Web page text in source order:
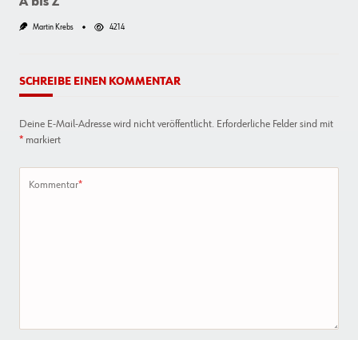
Martin Krebs 4214
SCHREIBE EINEN KOMMENTAR
Deine E-Mail-Adresse wird nicht veröffentlicht. Erforderliche Felder sind mit
* markiert
Kommentar*